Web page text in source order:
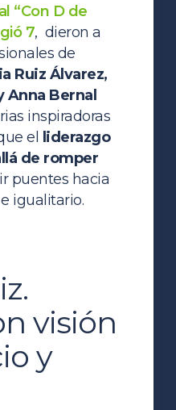
“Con D de
7, dieron a
de
Ruiz Álvarez,
Anna Bernal
inspiradoras
el liderazgo
de romper
puentes hacia
igualitario.
visión
y